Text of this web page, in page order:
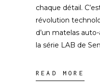
chaque détail.
révolution
d’un matelas
la série LAB de
READ MORE